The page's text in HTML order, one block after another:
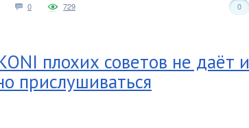
0 0
729
плохих советов не даёт и
прислушиваться